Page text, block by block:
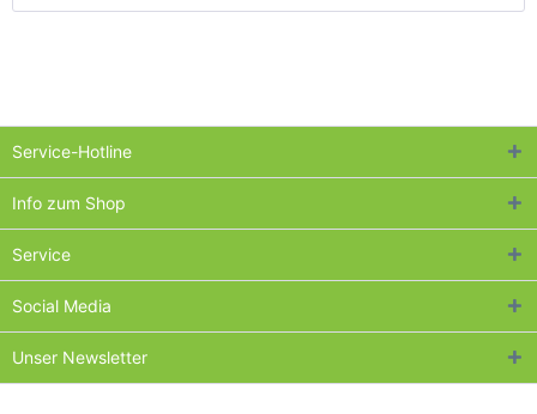
Service-Hotline
Info zum Shop
Service
Social Media
Unser Newsletter